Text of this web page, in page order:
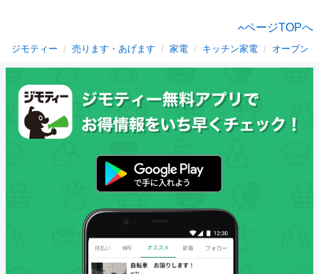
ページTOPへ
ジモティー 売ります・あげます 家電 キッチン家電 オーブン